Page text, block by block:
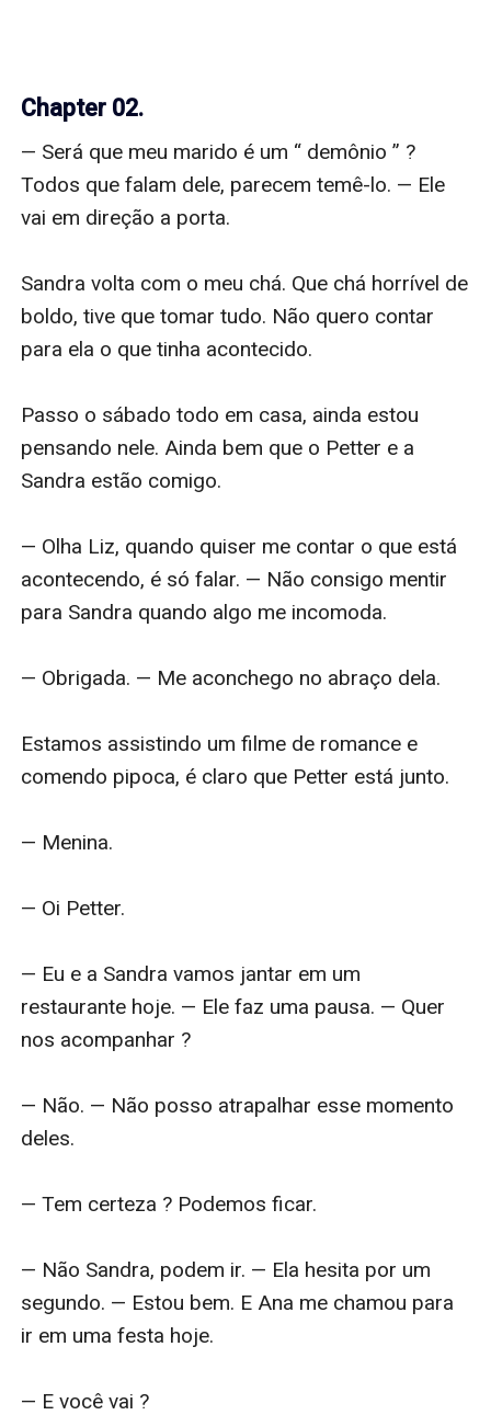
Chapter 02.
— Será que meu marido é um “ demônio ” ?
Todos que falam dele, parecem temê-lo. — Ele
vai em direção a porta.
Sandra volta com o meu chá. Que chá horrível de
boldo, tive que tomar tudo. Não quero contar
para ela o que tinha acontecido.
Passo o sábado todo em casa, ainda estou
pensando nele. Ainda bem que o Petter e a
Sandra estão comigo.
— Olha Liz, quando quiser me contar o que está
acontecendo, é só falar. — Não consigo mentir
para Sandra quando algo me incomoda.
— Obrigada. — Me aconchego no abraço dela.
Estamos assistindo um filme de romance e
comendo pipoca, é claro que Petter está junto.
— Menina.
— Oi Petter.
— Eu e a Sandra vamos jantar em um
restaurante hoje. — Ele faz uma pausa. — Quer
nos acompanhar ?
— Não. — Não posso atrapalhar esse momento
deles.
— Tem certeza ? Podemos ficar.
— Não Sandra, podem ir. — Ela hesita por um
segundo. — Estou bem. E Ana me chamou para
ir em uma festa hoje.
— E você vai ?